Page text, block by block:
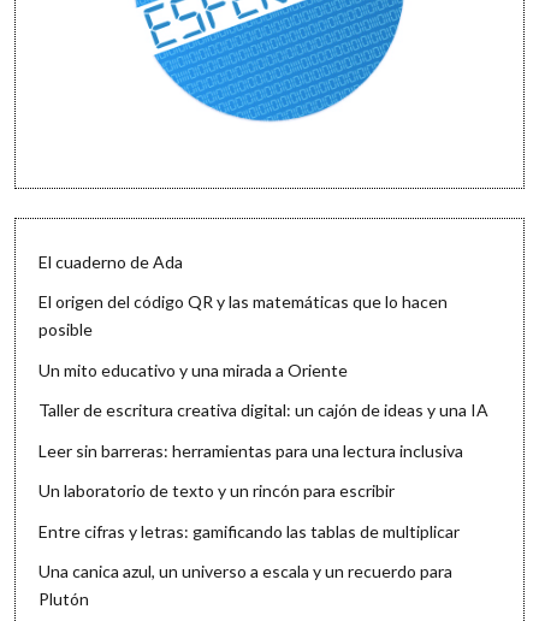
El cuaderno de Ada
El origen del código QR y las matemáticas que lo hacen
posible
Un mito educativo y una mirada a Oriente
Taller de escritura creativa digital: un cajón de ideas y una IA
Leer sin barreras: herramientas para una lectura inclusiva
Un laboratorio de texto y un rincón para escribir
Entre cifras y letras: gamificando las tablas de multiplicar
Una canica azul, un universo a escala y un recuerdo para
Plutón